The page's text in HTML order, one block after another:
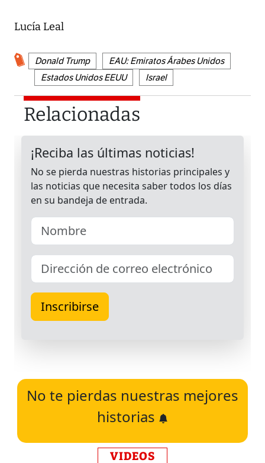
Lucía Leal
Donald Trump
EAU: Emiratos Árabes Unidos
Estados Unidos EEUU
Israel
Relacionadas
No te pierdas nuestras mejores
historias
VIDEOS